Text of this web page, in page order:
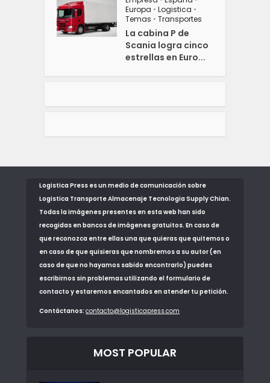
Europa • Logistica •
Temas • Transportes
La cabina P de
Scania logra cinco
estrellas en Euro...
Logistica Press es un medio de comunicación sobre
Logistica Transporte Almacenaje Tecnologia Supply Chian.
Todas la imágenes presentes en esta web han sido
recogidas en bancos de imágenes gratuitos. En caso de
que reconozca entre ellas una que quieras que quitemos o
en caso de que quisieras que nombremos a su autor (en
caso de que no hayamos sabido encontrarlo) puedes
escribirnos sin problemas utilizando el formulario de
contacto y estaremos encantados en atender tu petición.
Contáctanos: contacto@logisticapress.com
MOST POPULAR